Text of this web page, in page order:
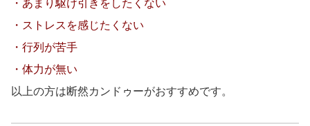
・あまり駆け引きをしたくない
・ストレスを感じたくない
・行列が苦手
・体力が無い
以上の方は断然カンドゥーがおすすめです。